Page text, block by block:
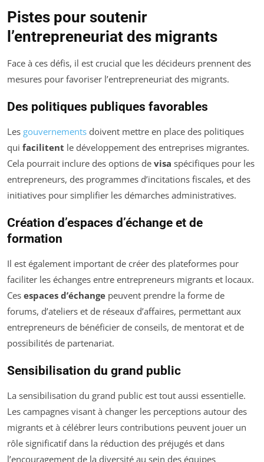
Pistes pour soutenir
l’entrepreneuriat des migrants
Face à ces défis, il est crucial que les décideurs prennent des
mesures pour favoriser l’entrepreneuriat des migrants.
Des politiques publiques favorables
Les gouvernements doivent mettre en place des politiques
qui facilitent le développement des entreprises migrantes.
Cela pourrait inclure des options de visa spécifiques pour les
entrepreneurs, des programmes d’incitations fiscales, et des
initiatives pour simplifier les démarches administratives.
Création d’espaces d’échange et de
formation
Il est également important de créer des plateformes pour
faciliter les échanges entre entrepreneurs migrants et locaux.
Ces espaces d’échange peuvent prendre la forme de
forums, d’ateliers et de réseaux d’affaires, permettant aux
entrepreneurs de bénéficier de conseils, de mentorat et de
possibilités de partenariat.
Sensibilisation du grand public
La sensibilisation du grand public est tout aussi essentielle.
Les campagnes visant à changer les perceptions autour des
migrants et à célébrer leurs contributions peuvent jouer un
rôle significatif dans la réduction des préjugés et dans
l’encouragement de la diversité au sein des équipes